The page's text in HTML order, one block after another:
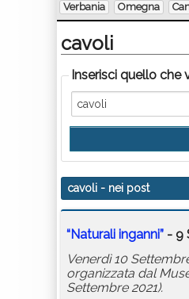
Verbania Omegna
cavoli
Inserisci quello che
cavoli - nei post
“Naturali inganni” - 9
Venerdì 10
organizzata dal
Settembre 2021).